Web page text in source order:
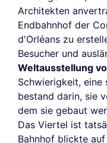
Architekten
Endbahnhof der
d'Orléans zu
Besucher und
Weltausstellung
Schwierigkeit,
bestand darin, sie
dem sie gebaut
Das Viertel ist
Bahnhof blickte